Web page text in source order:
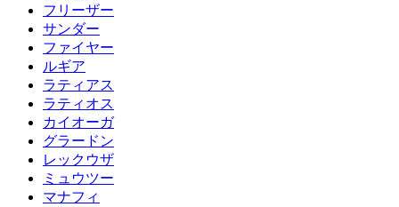
フリーザー
サンダー
ファイヤー
ルギア
ラティアス
ラティオス
カイオーガ
グラードン
レックウザ
ミュウツー
マナフィ